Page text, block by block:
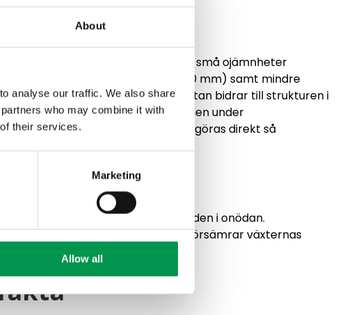
About
analyse our traffic. We also share
who may combine it with
their services.
Marketing
Allow all
är en naturlig råvara där små ojämnheter
innehålla små stenar (upp till 20 mm) samt mindre
inte produktens egenskaper utan bidrar till strukturen i
finns i luften och sprids med vinden under
är lätt att rensa bort och ska göras direkt så
under växbädden eller växtjorden i onödan.
jordens porositet markant och försämrar växternas